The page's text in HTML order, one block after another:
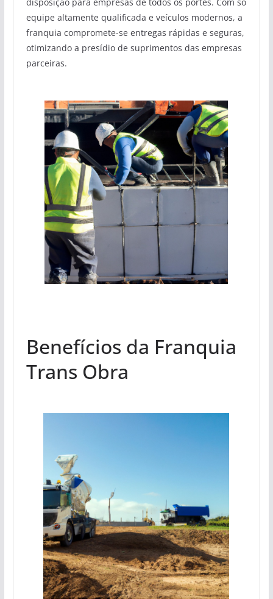
equipe altamente qualificada e veículos modernos, a
franquia compromete-se entregas rápidas e seguras,
otimizando a presídio de suprimentos das empresas
parceiras.
Benefícios da Franquia
Trans Obra